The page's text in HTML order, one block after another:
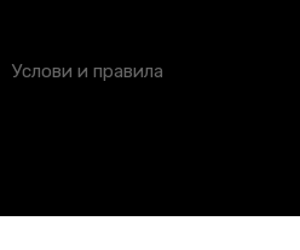
Услови и правила